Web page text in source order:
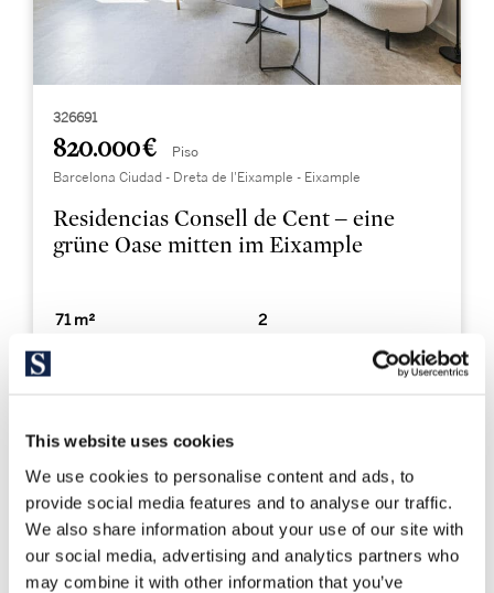
This website uses cookies
We use cookies to personalise content and ads, to
provide social media features and to analyse our traffic.
We also share information about your use of our site with
our social media, advertising and analytics partners who
may combine it with other information that you’ve
326691
820.000 € Piso
Barcelona Ciudad - Dreta de l'Eixample - Eixample
Residencias Consell de Cent – eine
grüne Oase mitten im Eixample
71 m² 2